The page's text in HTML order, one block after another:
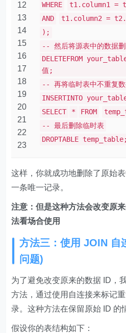
12
13
14
15
16
17
18
19
20
21
22
23
WHERE
t1.column1 =
AND
t1.column2 =
);
-- 然后将源表中的数据删
DELETEFROM
值;
-- 再将临时表中不重复数
INSERTINTO
SELECT
* FROM
-- 最后删除临时表
DROPTABLE temp_table;
这样，你就成功地删除了原始
一条唯一记录。
注意：但是这种方法会改变原
法看场合使用
方法三：使用 JOIN 自
问题)
为了避免改变原来的数据 ID，
方法，通过使用自连接来标记
录。这种方法在保留原始 ID 的
假设你的表结构如下：